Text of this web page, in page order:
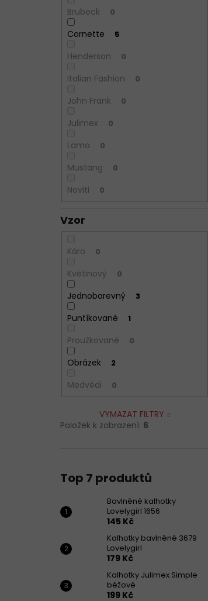
Brubeck 0
Cornette 5
Henderson 0
Italian Fashion 0
John Frank 0
Julimex 0
Lama 0
Mustang 0
Noviti 0
Vzor
Káro 0
Květinový 0
Jednobarevný 3
Puntíkované 1
Proužkované 0
Obrázek 2
Medvědi 0
VYMAZAT FILTRY
Položek k zobrazení: 6
Top 7 produktů
Bavlněné kalhotky
Lovelygirl 1656
145 Kč
Kalhotky bavlněné 3679
Lovelygirl
179 Kč
Kalhotky Julimex Simple
béžové
199 Kč